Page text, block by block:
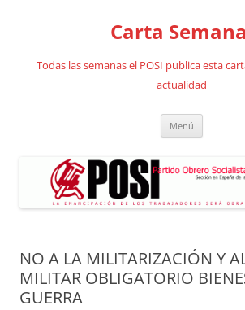
Carta
Todas las semanas el POSI publica esta
actualidad
Menú
NO A LA MILITARIZACIÓN Y
MILITAR OBLIGATORIO
GUERRA